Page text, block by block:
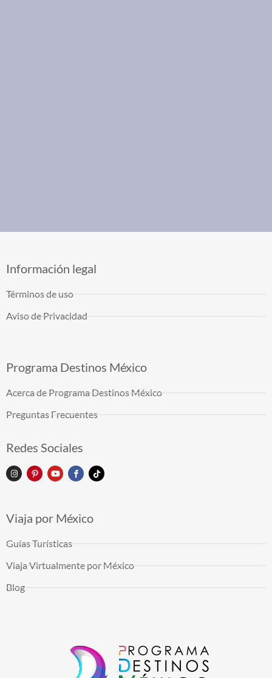
Información legal
Términos de uso
Aviso de Privacidad
Programa Destinos México
Acerca de Programa Destinos México
Preguntas Frecuentes
Redes Sociales
Viaja por México
Guías Turísticas
Viaja Virtualmente por México
Blog